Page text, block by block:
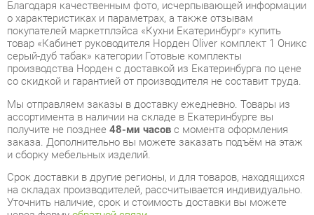
серый-дуб табак» категории Готовые комплекты
производства Норден с доставкой из Екатеринбурга по цене
со скидкой и гарантией от производителя не составит труда.
Мы отправляем заказы в доставку ежедневно. Товары из
ассортимента в наличии на складе в Екатеринбурге вы
получите не позднее48-ми часовс момента оформления
заказа. Дополнительно вы можете заказать подъём на этаж
и сборку мебельных изделий.
Срок доставки в другие регионы, и для товаров, находящихся
на складах производителей, рассчитывается индивидуально.
Уточнить наличие, срок и стоимость доставки вы можете
через формуобратной связи.
В любой момент до передачи заказа в доставку, а также в
течение 7-ми дней после получения заказа вы можете
изменить выборили принять решение об отказе от покупки.